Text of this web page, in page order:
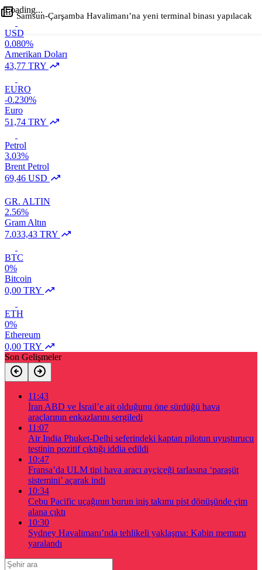
Loading...
USD
0.080%
Amerikan Doları
43,77 TRY
EURO
-0.230%
Euro
51,74 TRY
Petrol
3.03%
Brent Petrol
69,46 USD
GR. ALTIN
2.56%
Gram Altın
7.033,43 TRY
BTC
0%
Bitcoin
0,00 TRY
ETH
0%
Ethereum
0,00 TRY
Son Gelişmeler
11:43
İran ABD ve İsrail’e ait olduğunu öne sürdüğü hava
araçlarının enkazlarını sergiledi
11:07
Air India Phuket-Delhi seferindeki kaptan pilotun uyuşturucu
testinin pozitif çıktığı iddia edildi
10:47
Fransa’da ULM tipi hava aracı ayçiçeği tarlasına ‘paraşüt
sistemini’ açarak indi
10:34
Cebu Pacific uçağının burun iniş takımı pist dönüşünde çim
alana çıktı
10:30
Sydney Havalimanı’nda tehlikeli yaklaşma: Kabin memuru
yaralandı
Samsun-Çarşamba Havalimanı’na yeni terminal binası yapılacak
+